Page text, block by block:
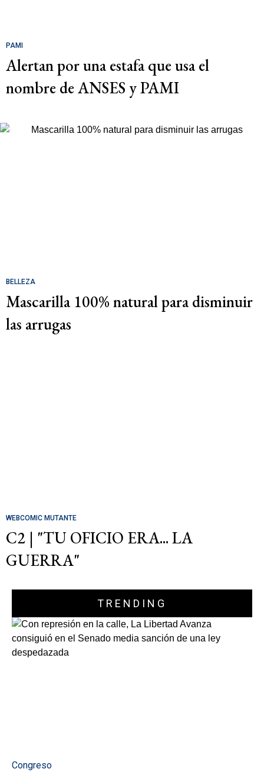
PAMI
Alertan por una estafa que usa el
nombre de ANSES y PAMI
BELLEZA
Mascarilla 100% natural para disminuir
las arrugas
WEBCOMIC MUTANTE
C2 | "TU OFICIO ERA... LA
GUERRA"
TRENDING
Congreso